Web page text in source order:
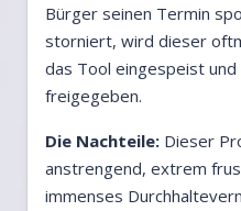
Bürger seinen Termin
storniert, wird dieser
das Tool eingespeist
freigegeben.
Die Nachteile: Dieser
anstrengend, extrem
immenses